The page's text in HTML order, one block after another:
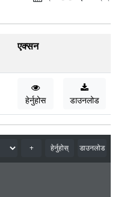
एक्सन
हेर्नुहोस डाउनलोड